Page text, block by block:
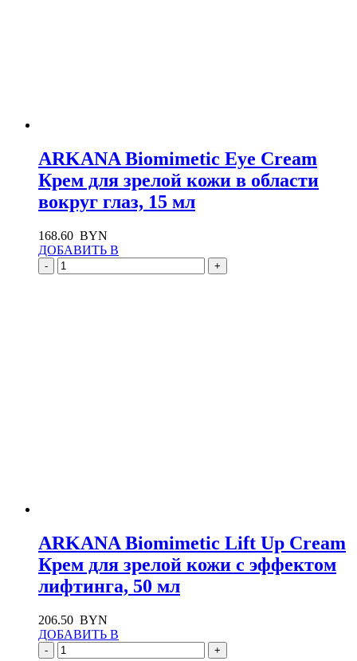
ARKANA Biomimetic Eye Cream
Крем для зрелой кожи в области
вокруг глаз, 15 мл
168.60 BYN
ДОБАВИТЬ В
- +
ARKANA Biomimetic Lift Up Cream
Крем для зрелой кожи с эффектом
лифтинга, 50 мл
206.50 BYN
ДОБАВИТЬ В
- +